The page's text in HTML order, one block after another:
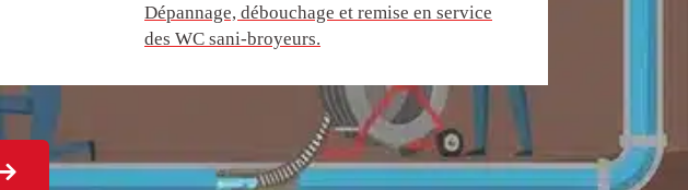
Dépannage, débouchage et remise en service
des WC sani-broyeurs.